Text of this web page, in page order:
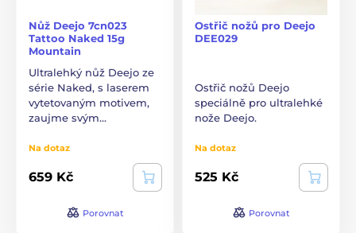
Nůž Deejo 7cn023
Tattoo Naked 15g
Mountain
Ultralehký nůž Deejo ze
série Naked, s laserem
vytetovaným motivem,
zaujme svým…
Na dotaz
659 Kč
Porovnat
Ostřič nožů pro Deejo
DEE029
Ostřič nožů Deejo
speciálně pro ultralehké
nože Deejo.
Na dotaz
525 Kč
Porovnat